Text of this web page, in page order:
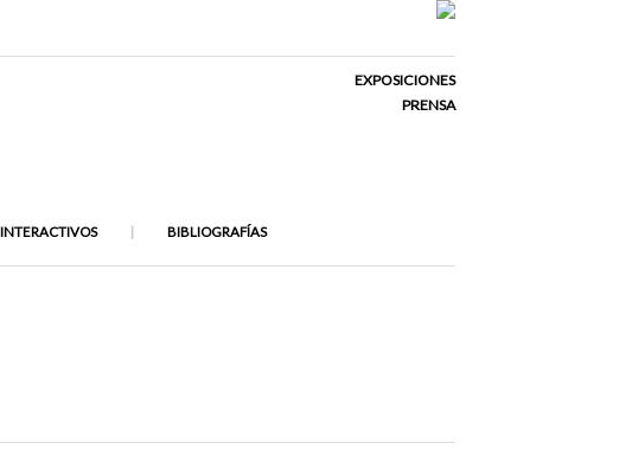
EXPOSICIONES
PRENSA
INTERACTIVOS BIBLIOGRAFÍAS